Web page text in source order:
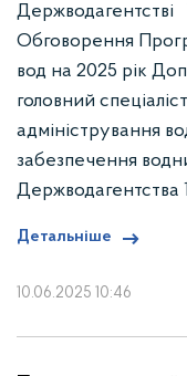
10.06.2025 10:46
Держводагентстві
Обговорення
вод на 2025 рік
головний
адміністрування
забезпечення
Держводагентства
Детальніше